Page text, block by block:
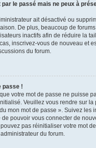
par le passé mais ne peux à
ait désactivé ou
De plus, beaucoup de
inactifs afin de réduire la
inscrivez-vous de nouveau et
du forum.
passe !
votre mot de passe ne puisse
Veuillez vous rendre sur la
mon mot de passe ». Suivez les
pouvoir vous connecter de
pas réinitialiser votre mot
du forum.